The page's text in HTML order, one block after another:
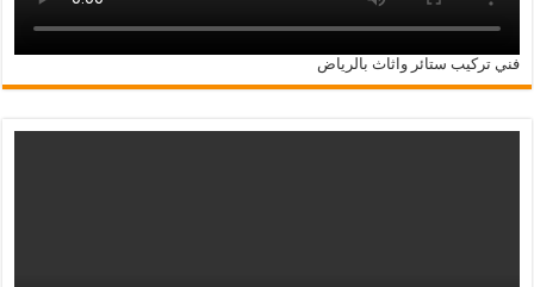
فني تركيب ستائر واثاث بالرياض